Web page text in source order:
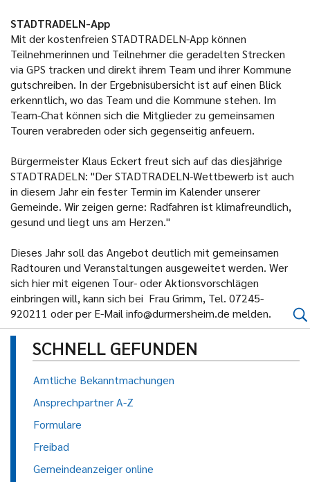
STADTRADELN-App
Mit der kostenfreien STADTRADELN-App können
Teilnehmerinnen und Teilnehmer die geradelten Strecken
via GPS tracken und direkt ihrem Team und ihrer Kommune
gutschreiben. In der Ergebnisübersicht ist auf einen Blick
erkenntlich, wo das Team und die Kommune stehen. Im
Team-Chat können sich die Mitglieder zu gemeinsamen
Touren verabreden oder sich gegenseitig anfeuern.
Bürgermeister Klaus Eckert freut sich auf das diesjährige
STADTRADELN: "Der STADTRADELN-Wettbewerb ist auch
in diesem Jahr ein fester Termin im Kalender unserer
Gemeinde. Wir zeigen gerne: Radfahren ist klimafreundlich,
gesund und liegt uns am Herzen."
Dieses Jahr soll das Angebot deutlich mit gemeinsamen
Radtouren und Veranstaltungen ausgeweitet werden. Wer
sich hier mit eigenen Tour- oder Aktionsvorschlägen
einbringen will, kann sich bei Frau Grimm, Tel. 07245-
920211 oder per E-Mail info@durmersheim.de melden.
SCHNELL GEFUNDEN
Amtliche Bekanntmachungen
Ansprechpartner A-Z
Formulare
Freibad
Gemeindeanzeiger online